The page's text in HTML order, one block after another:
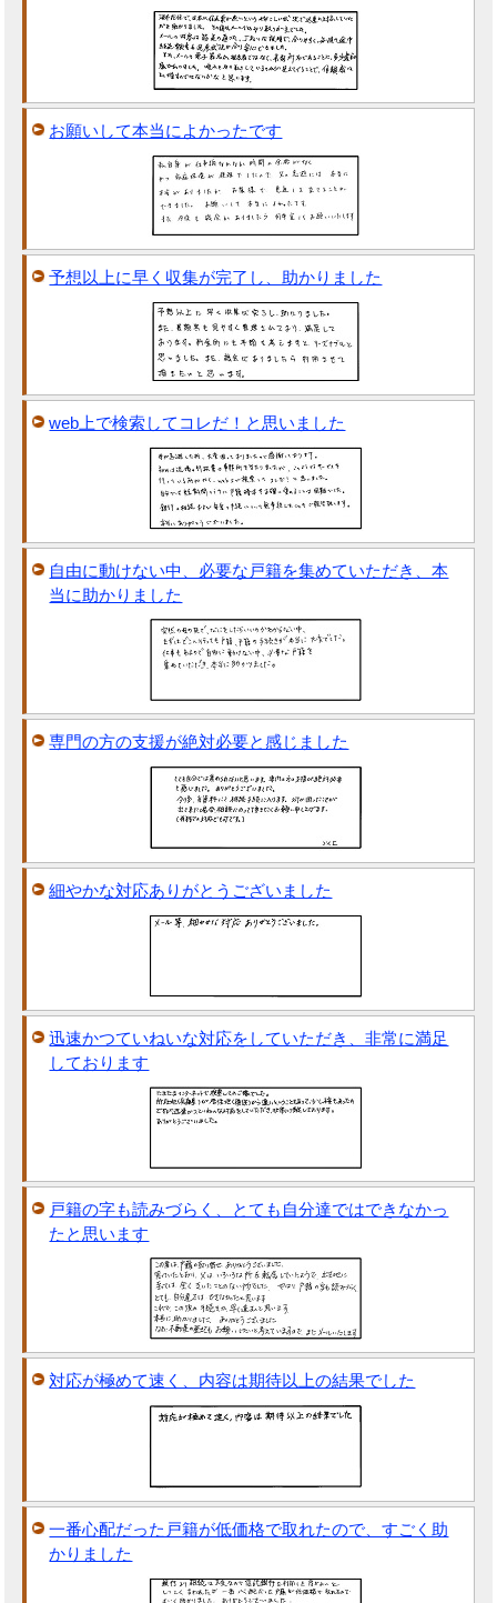
お願いして本当によかったです
予想以上に早く収集が完了し、助かりました
web上で検索してコレだ！と思いました
自由に動けない中、必要な戸籍を集めていただき、本
当に助かりました
専門の方の支援が絶対必要と感じました
細やかな対応ありがとうございました
迅速かつていねいな対応をしていただき、非常に満足
しております
戸籍の字も読みづらく、とても自分達ではできなかっ
たと思います
対応が極めて速く、内容は期待以上の結果でした
一番心配だった戸籍が低価格で取れたので、すごく助
かりました